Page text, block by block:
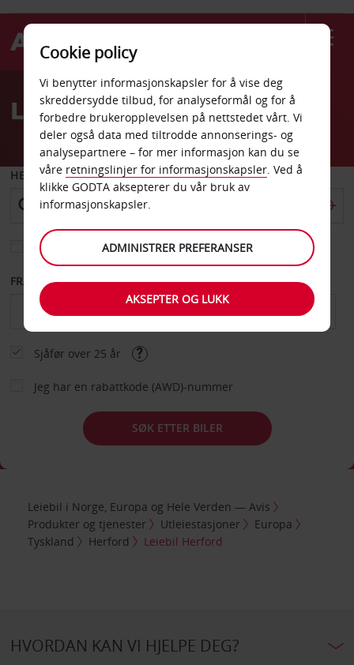
Welcome
AvisLeiebil Herford
HENT FRA
Velg et annet leveringssted
FRA DATO TIL DATO
Sjåfør over 25 år
Jeg har en rabattkode (AWD)-nummer
SØK ETTER BILER
Leiebil i Norge, Europa og Hele Verden — Avis
Produkter og tjenester
Utleiestasjoner
Europa
Tyskland
Herford Leiebil Herford
HVORDAN KAN VI HJELPE DEG?
Cookie policy
Vi benytter informasjonskapsler for å vise deg
skreddersydde tilbud, for analyseformål og for å
forbedre brukeropplevelsen på nettstedet vårt. Vi
deler også data med tiltrodde annonserings- og
analysepartnere – for mer informasjon kan du se
våre retningslinjer for informasjonskapsler. Ved å
klikke GODTA aksepterer du vår bruk av
informasjonskapsler.
ADMINISTRER PREFERANSER
AKSEPTER OG LUKK